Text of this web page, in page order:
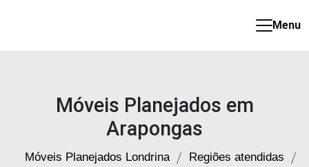
Menu
Móveis Planejados em
Arapongas
Móveis Planejados Londrina
Regiões atendidas